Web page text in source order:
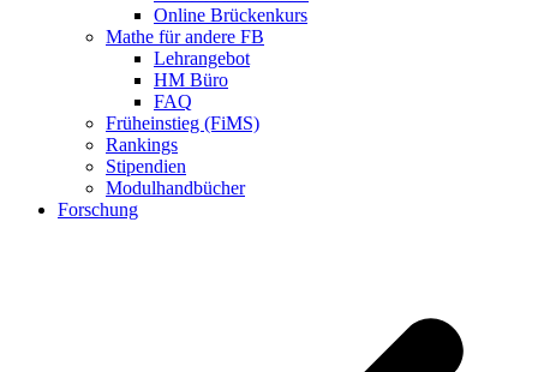
Online Brückenkurs
Mathe für andere FB
Lehrangebot
HM Büro
FAQ
Früheinstieg (FiMS)
Rankings
Stipendien
Modulhandbücher
Forschung